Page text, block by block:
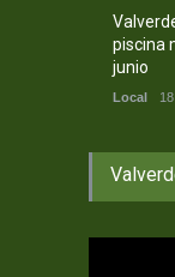
piscina
junio
Local